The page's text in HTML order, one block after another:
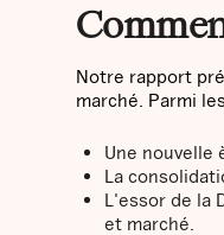
Notre rapport
marché. Parmi
Une nouvelle
La
L'essor de la
et marché.